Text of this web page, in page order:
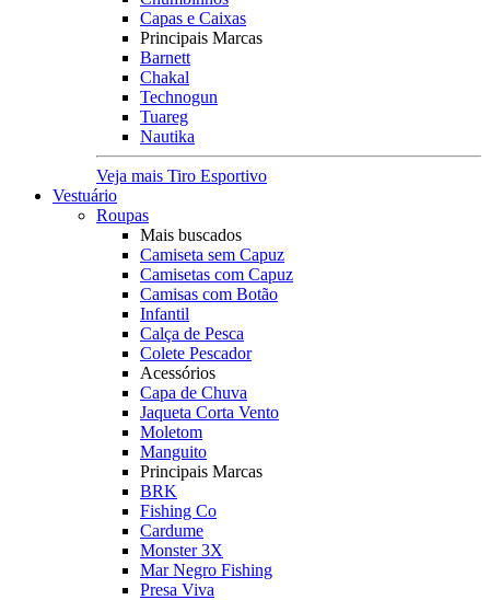
Capas e Caixas
Principais Marcas
Barnett
Chakal
Technogun
Tuareg
Nautika
Veja mais Tiro Esportivo
Vestuário
Roupas
Mais buscados
Camiseta sem Capuz
Camisetas com Capuz
Camisas com Botão
Infantil
Calça de Pesca
Colete Pescador
Acessórios
Capa de Chuva
Jaqueta Corta Vento
Moletom
Manguito
Principais Marcas
BRK
Fishing Co
Cardume
Monster 3X
Mar Negro Fishing
Presa Viva